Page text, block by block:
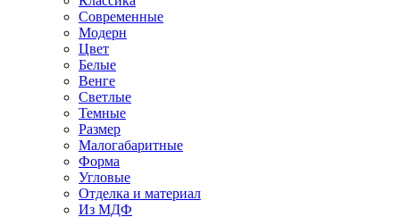
Современные
Модерн
Цвет
Белые
Венге
Светлые
Темные
Размер
Малогабаритные
Форма
Угловые
Отделка и материал
Из МДФ